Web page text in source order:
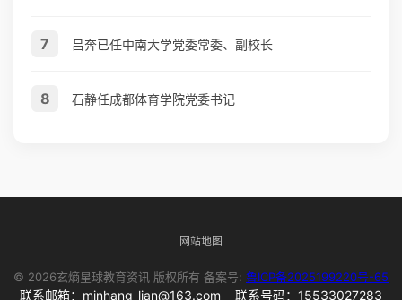
7 吕奔已任中南大学党委常委、副校长
8 石静任成都体育学院党委书记
网站地图
© 2026玄熵星球教育资讯 版权所有 备案号: 鲁ICP备2025199220号-65
联系邮箱：minhang_lian@163.com 联系号码：15533027283